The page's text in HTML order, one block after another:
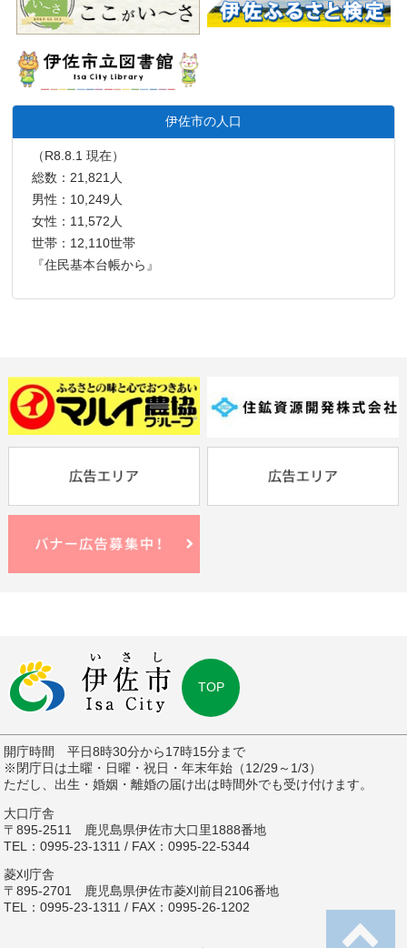
伊佐市の人口
（R8.8.1 現在）
総数：21,821人
男性：10,249人
女性：11,572人
世帯：12,110世帯
『住民基本台帳から』
TOP
開庁時間 平日8時30分から17時15分まで
※閉庁日は土曜・日曜・祝日・年末年始（12/29～1/3）
ただし、出生・婚姻・離婚の届け出は時間外でも受け付けます。
大口庁舎
〒895-2511 鹿児島県伊佐市大口里1888番地
TEL：0995-23-1311 / FAX：0995-22-5344
菱刈庁舎
〒895-2701 鹿児島県伊佐市菱刈前目2106番地
TEL：0995-23-1311 / FAX：0995-26-1202